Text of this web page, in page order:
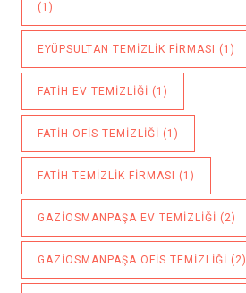
(1)
EYÜPSULTAN TEMIZLIK FIRMASI (1)
FATIH EV TEMIZLIĞI (1)
FATIH OFIS TEMIZLIĞI (1)
FATIH TEMIZLIK FIRMASI (1)
GAZIOSMANPAŞA EV TEMIZLIĞI (2)
GAZIOSMANPAŞA OFIS TEMIZLIĞI (2)